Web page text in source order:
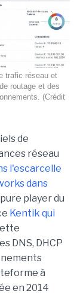
trafic réseau et
routage et des
(Crédit
de
réseau
l'escarcelle
dans
player du
Kentik qui
DNS, DHCP
à
en 2014